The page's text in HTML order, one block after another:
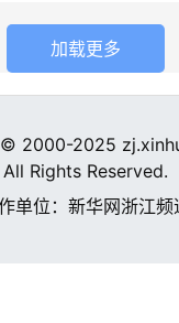
加载更多
2000-2025
All Rights Reserved.
单位：新华网浙江频